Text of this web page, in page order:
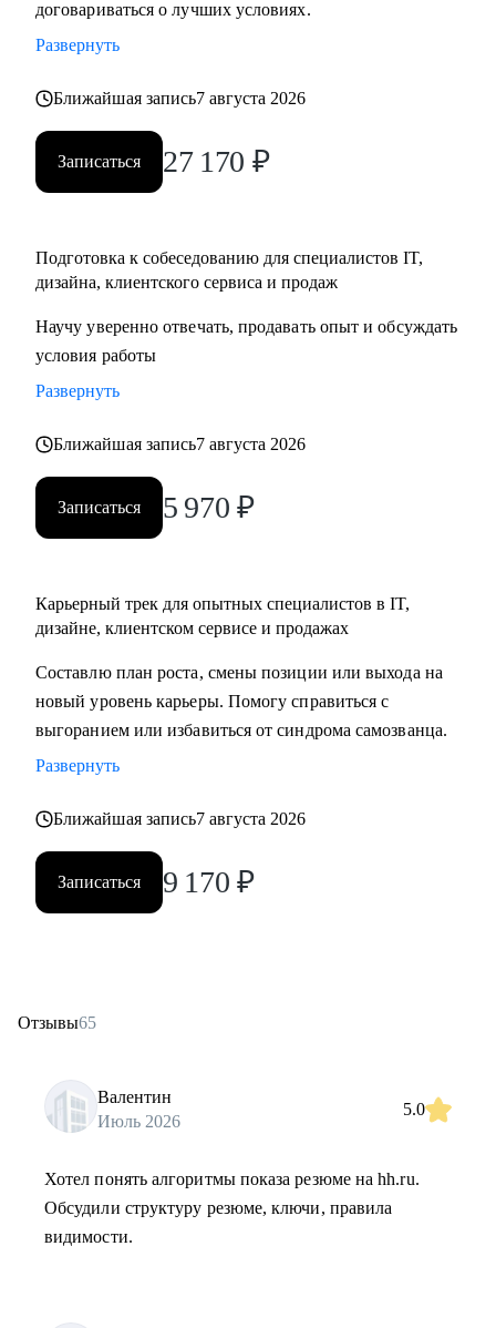
• Тем, кто хочет начать карьеру в IT и Digital или
клиентском сервисе и продажах;
и Digital или клиентском сервисе и продажах;
договариваться о лучших условиях.
Развернуть
Ближайшая запись7 августа 2026
Записаться 27 170 ₽
Подготовка к собеседованию для специалистов IT,
дизайна, клиентского сервиса и продаж
Научу уверенно отвечать, продавать опыт и обсуждать
условия работы
Развернуть
Ближайшая запись7 августа 2026
Записаться 5 970 ₽
Карьерный трек для опытных специалистов в IT,
дизайне, клиентском сервисе и продажах
Составлю план роста, смены позиции или выхода на
новый уровень карьеры. Помогу справиться с
выгоранием или избавиться от синдрома самозванца.
Развернуть
Ближайшая запись7 августа 2026
Записаться 9 170 ₽
Отзывы65
Валентин
Июль 2026
5.0
Хотел понять алгоритмы показа резюме на hh.ru.
Обсудили структуру резюме, ключи, правила
видимости.